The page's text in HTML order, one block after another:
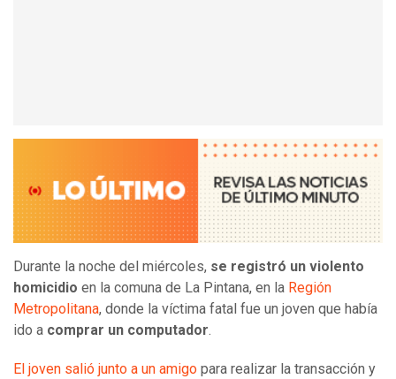
Durante la noche del miércoles, se registró un violento
homicidio en la comuna de La Pintana, en la Región
Metropolitana, donde la víctima fatal fue un joven que había
ido a comprar un computador.
El joven salió junto a un amigo para realizar la transacción y